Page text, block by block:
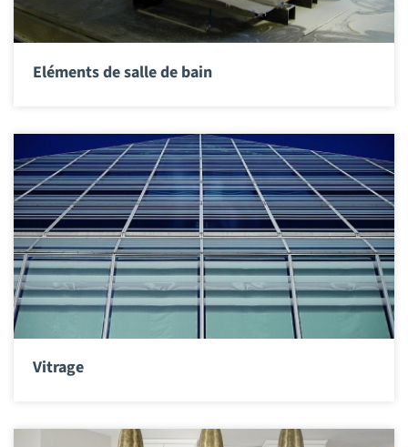
Eléments de salle de bain
Vitrage